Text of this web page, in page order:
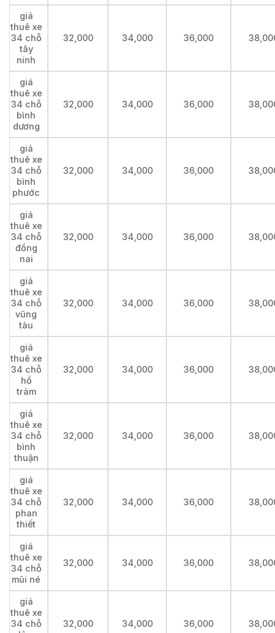
giá
thuê xe
34 chỗ
tây
ninh
32,000 34,000 36,000
giá
thuê xe
34 chỗ
bình
dương
32,000 34,000 36,000
giá
thuê xe
34 chỗ
bình
phước
32,000 34,000 36,000
giá
thuê xe
34 chỗ
đồng
nai
32,000 34,000 36,000
giá
thuê xe
34 chỗ
vũng
tàu
32,000 34,000 36,000
giá
thuê xe
34 chỗ
hồ
tràm
32,000 34,000 36,000
giá
thuê xe
34 chỗ
bình
thuận
32,000 34,000 36,000
giá
thuê xe
34 chỗ
phan
thiết
32,000 34,000 36,000
giá
thuê xe
34 chỗ
mũi né
32,000 34,000 36,000
giá
thuê xe
34 chỗ
32,000 34,000 36,000